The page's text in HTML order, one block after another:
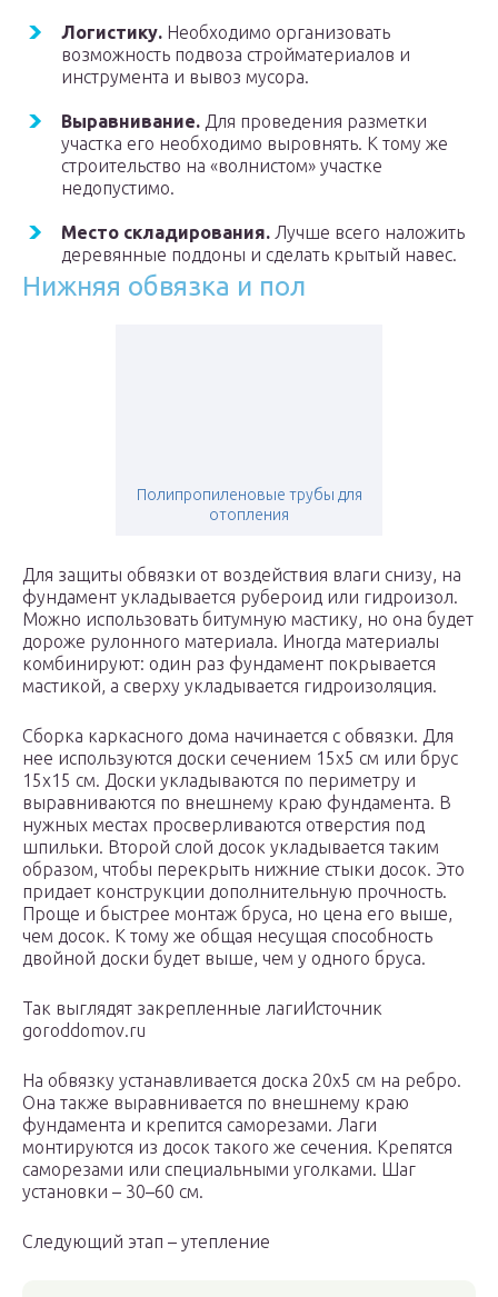
Логистику. Необходимо организовать
возможность подвоза стройматериалов и
инструмента и вывоз мусора.
Выравнивание. Для проведения разметки
участка его необходимо выровнять. К тому же
строительство на «волнистом» участке
недопустимо.
Место складирования. Лучше всего наложить
деревянные поддоны и сделать крытый навес.
Нижняя обвязка и пол
Полипропиленовые трубы для
отопления
Для защиты обвязки от воздействия влаги снизу, на
фундамент укладывается рубероид или гидроизол.
Можно использовать битумную мастику, но она будет
дороже рулонного материала. Иногда материалы
комбинируют: один раз фундамент покрывается
мастикой, а сверху укладывается гидроизоляция.
Сборка каркасного дома начинается с обвязки. Для
нее используются доски сечением 15х5 см или брус
15х15 см. Доски укладываются по периметру и
выравниваются по внешнему краю фундамента. В
нужных местах просверливаются отверстия под
шпильки. Второй слой досок укладывается таким
образом, чтобы перекрыть нижние стыки досок. Это
придает конструкции дополнительную прочность.
Проще и быстрее монтаж бруса, но цена его выше,
чем досок. К тому же общая несущая способность
двойной доски будет выше, чем у одного бруса.
Так выглядят закрепленные лагиИсточник
goroddomov.ru
На обвязку устанавливается доска 20х5 см на ребро.
Она также выравнивается по внешнему краю
фундамента и крепится саморезами. Лаги
монтируются из досок такого же сечения. Крепятся
саморезами или специальными уголками. Шаг
установки – 30–60 см.
Следующий этап – утепление